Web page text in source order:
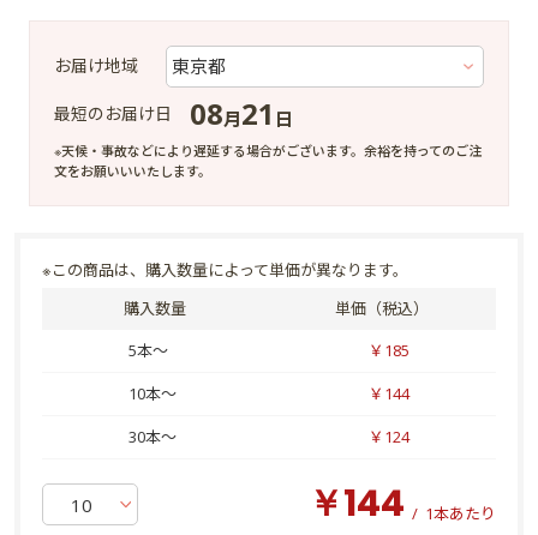
お届け地域
最短のお届け日 08月21 日
※天候・事故などにより遅延する場合がございます。余裕を持ってのご注
文をお願いいいたします。
※この商品は、購入数量によって単価が異なります。
購入数量
単価（税込）
5本～
￥185
10本～
￥144
30本～
￥124
￥144 / 1本あたり